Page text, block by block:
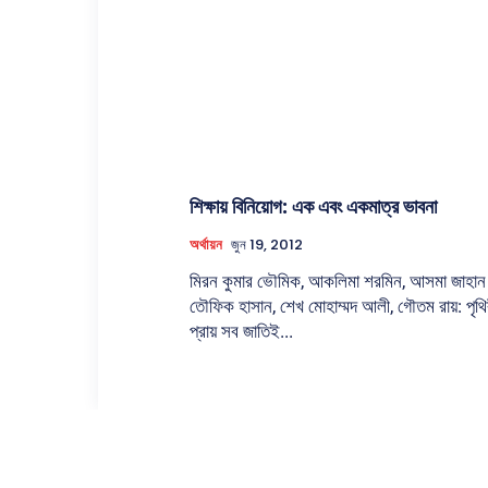
শিক্ষায় বিনিয়োগ: এক এবং একমাত্র ভাবনা
অর্থায়ন জুন 19, 2012
মিরন কুমার ভৌমিক, আকলিমা শরমিন, আসমা
তৌফিক হাসান, শেখ মোহাম্মদ আলী, গৌতম রায়:
প্রায় সব জাতিই...